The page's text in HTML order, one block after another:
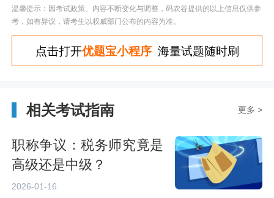
温馨提示：因考试政策、内容不断变化与调整，码农谷提供的以上信息仅供参
考，如有异议，请考生以权威部门公布的内容为准。
点击打开优题宝小程序海量试题随时刷
相关考试指南 更多 >
职称争议：税务师究竟是
高级还是中级？
2026-01-16